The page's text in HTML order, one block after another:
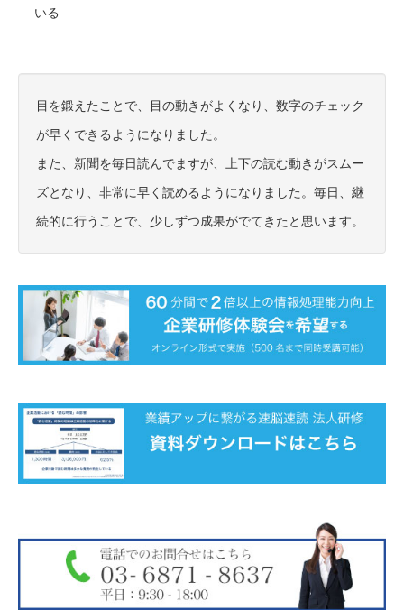
いる
目を鍛えたことで、目の動きがよくなり、数字のチェック
が早くできるようになりました。
また、新聞を毎日読んでますが、上下の読む動きがスムー
ズとなり、非常に早く読めるようになりました。毎日、継
続的に行うことで、少しずつ成果がでてきたと思います。